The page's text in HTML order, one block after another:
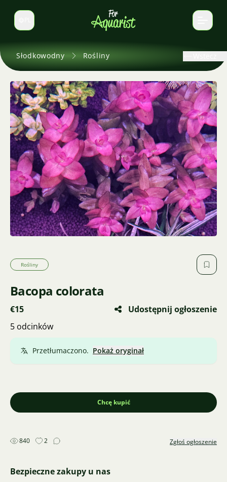
Zmień język
Słodkowodny Rośliny
Rośliny
Bacopa colorata
€15
Udostępnij ogłoszenie
5 odcinków
Przetłumaczono. Pokaż oryginał
Chcę kupić
840 2 Zgłoś ogłoszenie
Bezpieczne zakupy u nas